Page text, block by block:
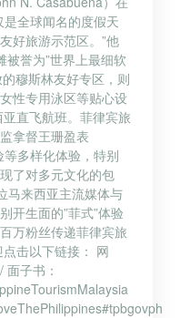
全球闻名的度假天
好旅游示范区。”他
誉为”世界上最细软
穆斯林友好专区，则
性专用泳区等贴心设
直飞航班。菲律宾旅
拿督王珊盈表
多样化体验，特别
了对多元文化的包
马来西亚主流媒体与
开生面的”菲式”体验
万粉丝传递菲律宾旅
击以下链接： 网
子书：